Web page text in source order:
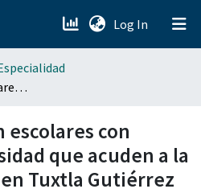
Log In (current)
Estilos de vida en escolares con sobrepeso y obesidad que acuden a la UMF 13 del IMSS en Tuxtla Gutiérrez Chiapas.
escolares con
que acuden a la
en Tuxtla Gutiérrez